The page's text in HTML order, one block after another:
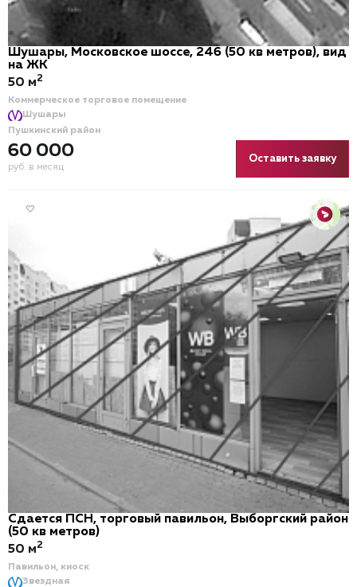
Шушары, Московское шоссе, 246 (50 кв метров), вид
на ЖК
Коммерческое торговое помещение
Шушары
Пушкинский район
60 000
руб. в месяц
50 м2
Оставить заявку
Сдается ПСН, торговый павильон, Выборгский район
(50 кв метров)
Павильон, киоск
Звездная
50 м2